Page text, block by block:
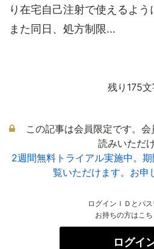
り在宅自己注射で使えるよう
また同日、処方制限...
残り175
この記事は会員限定です。
読みいただ
2週間無料トライアル実施中。
覧いただけます。お申
ログインＩＤとパ
お持ちの方はこち
ログイ